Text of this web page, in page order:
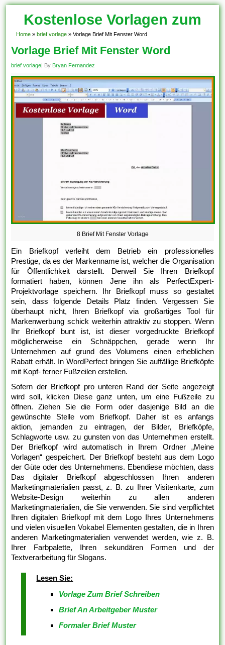
Kostenlose Vorlagen zum
Download!
Home » brief vorlage » Vorlage Brief Mit Fenster Word
Vorlage Brief Mit Fenster Word
brief vorlage| By Bryan Fernandez
8 Brief Mit Fenster Vorlage
Ein Briefkopf verleiht dem Betrieb ein professionelles
Prestige, da es der Markenname ist, welcher die Organisation
für Öffentlichkeit darstellt. Derweil Sie Ihren Briefkopf
formatiert haben, können Jene ihn als PerfectExpert-
Projektvorlage speichern. Ihr Briefkopf muss so gestaltet
sein, dass folgende Details Platz finden. Vergessen Sie
überhaupt nicht, Ihren Briefkopf via großartiges Tool für
Markenwerbung schick weiterhin attraktiv zu stoppen. Wenn
Ihr Briefkopf bunt ist, ist dieser vorgedruckte Briefkopf
möglicherweise ein Schnäppchen, gerade wenn Ihr
Unternehmen auf grund des Volumens einen erheblichen
Rabatt erhält. In WordPerfect bringen Sie auffällige Briefköpfe
mit Kopf- ferner Fußzeilen erstellen.
Sofern der Briefkopf pro unteren Rand der Seite angezeigt
wird soll, klicken Diese ganz unten, um eine Fußzeile zu
öffnen. Ziehen Sie die Form oder dasjenige Bild an die
gewünschte Stelle vom Briefkopf. Daher ist es anfangs
aktion, jemanden zu eintragen, der Bilder, Briefköpfe,
Schlagworte usw. zu gunsten von das Unternehmen erstellt.
Der Briefkopf wird automatisch in Ihrem Ordner „Meine
Vorlagen“ gespeichert. Der Briefkopf besteht aus dem Logo
der Güte oder des Unternehmens. Ebendiese möchten, dass
Das digitaler Briefkopf abgeschlossen Ihren anderen
Marketingmaterialien passt, z. B. zu Ihrer Visitenkarte, zum
Website-Design weiterhin zu allen anderen
Marketingmaterialien, die Sie verwenden. Sie sind verpflichtet
Ihren digitalen Briefkopf mit dem Logo Ihres Unternehmens
und vielen visuellen Vokabel Elementen gestalten, die in Ihren
anderen Marketingmaterialien verwendet werden, wie z. B.
Ihrer Farbpalette, Ihren sekundären Formen und der
Textverarbeitung für Slogans.
Lesen Sie:
Vorlage Zum Brief Schreiben
Brief An Arbeitgeber Muster
Formaler Brief Muster